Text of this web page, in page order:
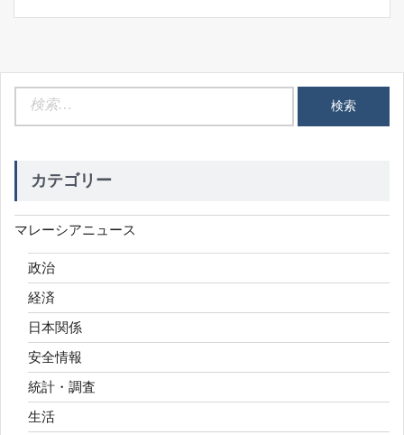
ン
カテゴリー
マレーシアニュース
政治
経済
日本関係
安全情報
統計・調査
生活